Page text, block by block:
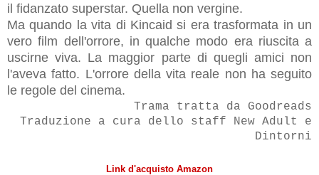
il fidanzato superstar. Quella non vergine.
Ma quando la vita di Kincaid si era trasformata in un
vero film dell'orrore, in qualche modo era riuscita a
uscirne viva. La maggior parte di quegli amici non
l'aveva fatto. L'orrore della vita reale non ha seguito
le regole del cinema.
Trama tratta da Goodreads
Traduzione a cura dello staff New Adult e
Dintorni
Link d'acquisto Amazon